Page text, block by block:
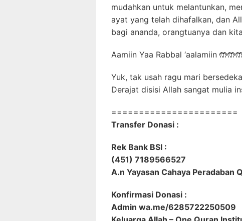
mudahkan untuk melantunkan,
ayat yang telah dihafalkan, dan
bagi ananda, orangtuanya dan
Aamiin Yaa Rabbal ‘aalamiin
Yuk, tak usah ragu mari
Derajat disisi Allah sangat mulia
=======================
Transfer Donasi :
Rek Bank BSI :
(451) 7189566527
A.n Yayasan Cahaya Peradaban
Konfirmasi Donasi :
Admin wa.me/6285722250509